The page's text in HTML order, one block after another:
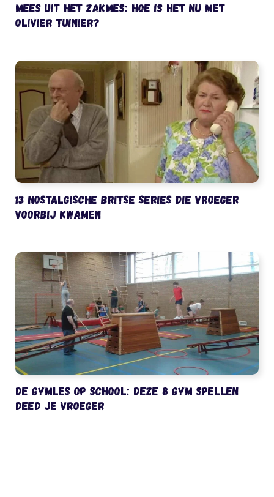
Mees uit het Zakmes: hoe is het nu met
Olivier Tuinier?
13 nostalgische Britse series die vroeger
voorbij kwamen
De gymles op school: deze 8 gym spellen
deed je vroeger